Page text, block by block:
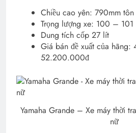
Chiều cao yên: 790mm
Trọng lượng xe: 100 – 101
Dung tích cốp 27 lít
Giá bán đề xuất của
52.200.000đ
Yamaha Grande – Xe máy thời
nữ